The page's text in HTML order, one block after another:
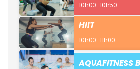
10h00-10h50
HIIT
10h00-11h00
AQUAFITNESS